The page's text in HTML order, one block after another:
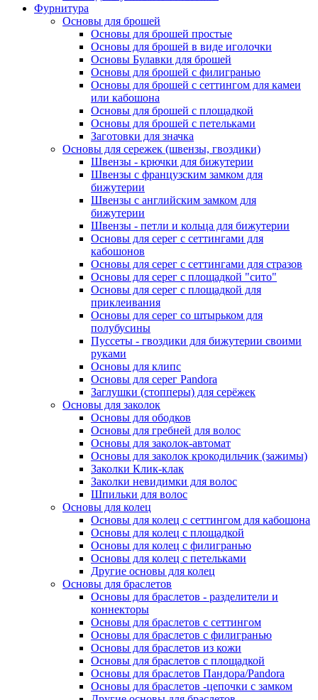
Фурнитура
Основы для брошей
Основы для брошей простые
Основы для брошей в виде иголочки
Основы Булавки для брошей
Основы для брошей с филигранью
Основы для брошей с сеттингом для камеи
или кабошона
Основы для брошей с площадкой
Основы для брошей с петельками
Заготовки для значка
Основы для сережек (швензы, гвоздики)
Швензы - крючки для бижутерии
Швензы с французским замком для
бижутерии
Швензы с английским замком для
бижутерии
Швензы - петли и кольца для бижутерии
Основы для серег с сеттингами для
кабошонов
Основы для серег с сеттингами для стразов
Основы для серег с площадкой "сито"
Основы для серег с площадкой для
приклеивания
Основы для серег со штырьком для
полубусины
Пуссеты - гвоздики для бижутерии своими
руками
Основы для клипс
Основы для серег Pandora
Заглушки (стопперы) для серёжек
Основы для заколок
Основы для ободков
Основы для гребней для волос
Основы для заколок-автомат
Основы для заколок крокодильчик (зажимы)
Заколки Клик-клак
Заколки невидимки для волос
Шпильки для волос
Основы для колец
Основы для колец с сеттингом для кабошона
Основы для колец с площадкой
Основы для колец с филигранью
Основы для колец с петельками
Другие основы для колец
Основы для браслетов
Основы для браслетов - разделители и
коннекторы
Основы для браслетов с сеттингом
Основы для браслетов с филигранью
Основы для браслетов из кожи
Основы для браслетов с площадкой
Основы для браслетов Пандора/Pandora
Основы для браслетов -цепочки с замком